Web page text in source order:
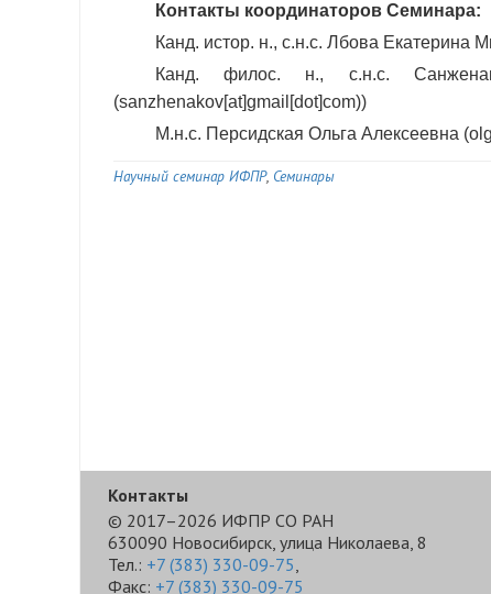
Контакты координаторов Семинара:
Канд. истор. н., с.н.с. Лбова Екатерина
Канд. филос. н., с.н.с.
(sanzhenakov[at]gmail[dot]com))
М.н.с. Персидская Ольга Алексеевна (
Научный семинар ИФПР Семинары
Контакты
© 2017–2026 ИФПР СО РАН
630090 Новосибирск, улица Николаева, 8
Тел.: +7 (383) 330-09-75
Факс: +7 (383) 330-09-75